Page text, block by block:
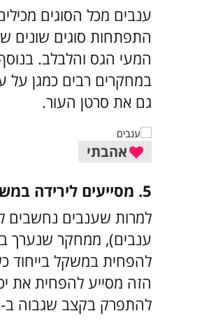
ענבים מכל הסוגים
התפתחות סוגים שונים
המעי הגס והלבלב.
גם את סרטן העור.
אהבתי
5. מסייעים לירידה במשקל
ענבים), ממחקר שנערך
להפחית במשקל בייחוד
להתפרק בקצב שגבוה ב-246% מהקצב הרגיל.